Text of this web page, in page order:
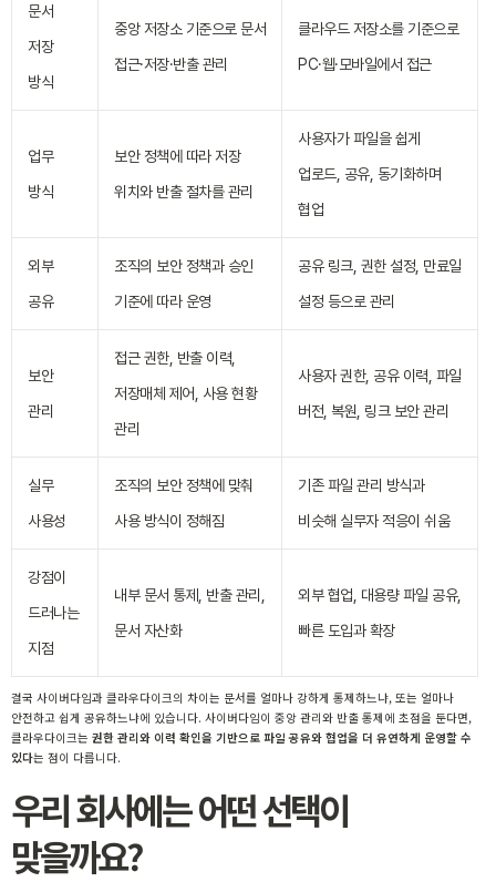
문서
저장
방식
중앙 저장소 기준으로 문서
접근·저장·반출 관리
클라우드 저장소를 기준으로
PC·웹·모바일에서 접근
업무
방식
보안 정책에 따라 저장
위치와 반출 절차를 관리
사용자가 파일을 쉽게
업로드, 공유, 동기화하며
협업
외부
공유
조직의 보안 정책과 승인
기준에 따라 운영
공유 링크, 권한 설정, 만료일
설정 등으로 관리
보안
관리
접근 권한, 반출 이력,
저장매체 제어, 사용 현황
관리
사용자 권한, 공유 이력, 파일
버전, 복원, 링크 보안 관리
실무
사용성
조직의 보안 정책에 맞춰
사용 방식이 정해짐
기존 파일 관리 방식과
비슷해 실무자 적응이 쉬움
강점이
드러나는
지점
내부 문서 통제, 반출 관리,
문서 자산화
외부 협업, 대용량 파일 공유,
빠른 도입과 확장
결국 사이버다임과 클라우다이크의 차이는 문서를 얼마나 강하게 통제하느냐, 또는 얼마나
안전하고 쉽게 공유하느냐에 있습니다. 사이버다임이 중앙 관리와 반출 통제에 초점을 둔다면,
클라우다이크는 권한 관리와 이력 확인을 기반으로 파일 공유와 협업을 더 유연하게 운영할 수
있다는 점이 다릅니다.
우리 회사에는 어떤 선택이
맞을까요?